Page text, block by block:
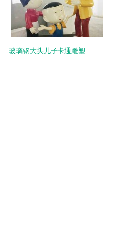
玻璃钢大头儿子卡通雕塑